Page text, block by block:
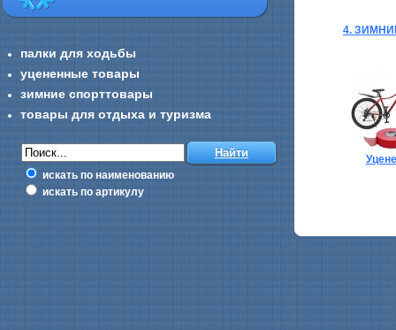
палки для ходьбы
уцененные товары
зимние спорттовары
товары для отдыха и туризма
искать по наименованию
искать по артикулу
4.